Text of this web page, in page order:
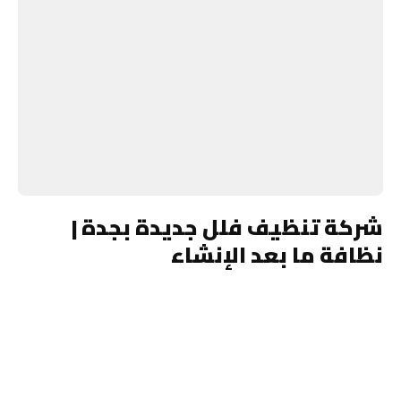
شركة تنظيف فلل جديدة بجدة |
نظافة ما بعد الإنشاء